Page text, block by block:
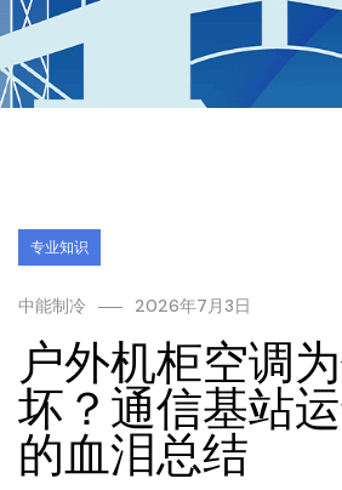
专业知识
中能制冷 2026年7月3日
户外机柜空调
坏？通信基站
的血泪总结